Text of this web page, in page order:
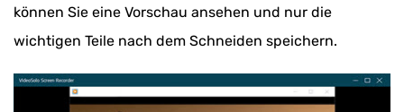
können Sie eine Vorschau ansehen und nur die
wichtigen Teile nach dem Schneiden speichern.